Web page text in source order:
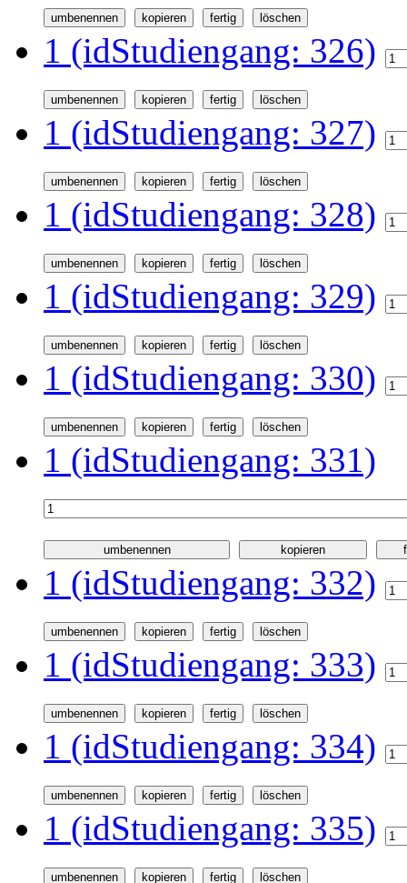
1 (idStudiengang: 326)
1 (idStudiengang: 327)
1 (idStudiengang: 328)
1 (idStudiengang: 329)
1 (idStudiengang: 330)
1 (idStudiengang: 331)
1 (idStudiengang: 332)
1 (idStudiengang: 333)
1 (idStudiengang: 334)
1 (idStudiengang: 335)